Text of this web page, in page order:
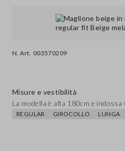
N. Art. 003570209
Misure e vestibilità
La modella è alta 180cm e indossa
REGULAR GIROCOLLO LUNGA